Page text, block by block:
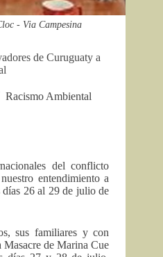
- Via Campesina
de Curuguaty a
Racismo Ambiental
del conflicto
entendimiento a
26 al 29 de julio de
sus familiares y con
Masacre de Marina Cue